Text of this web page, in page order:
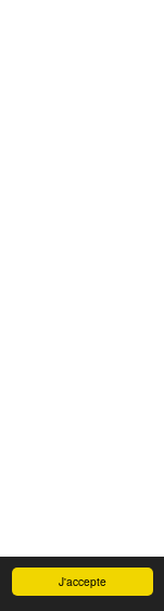
J'accepte